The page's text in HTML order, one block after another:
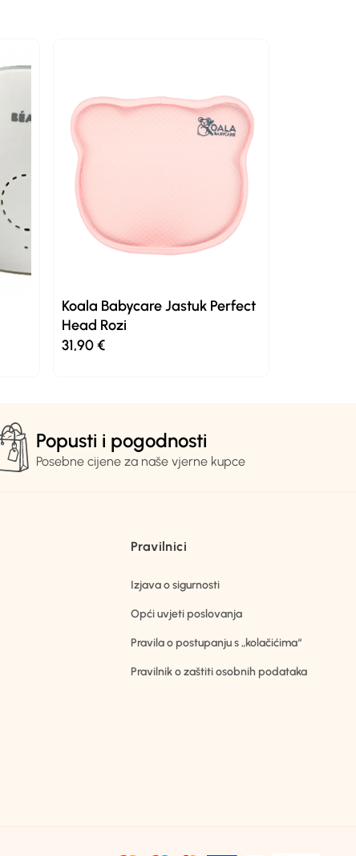
Koala Babycare Jastuk Perfect
Head Rozi
31,90€
Popusti i pogodnosti
Posebne cijene za naše vjerne kupce
Pravilnici
Izjava o sigurnosti
Opći uvjeti poslovanja
Pravila o postupanju s „kolačićima“
Pravilnik o zaštiti osobnih podataka